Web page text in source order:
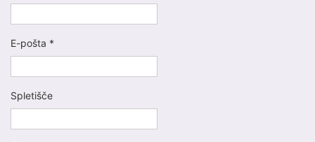
E-pošta *
Spletišče